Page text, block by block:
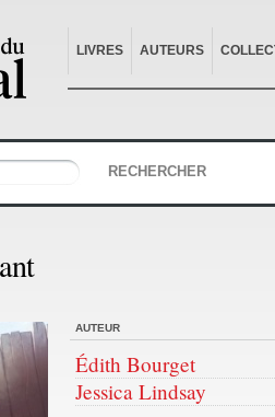
LIVRES AUTEURS
RECHERCHER
AUTEUR
Édith Bourget
Jessica Lindsay